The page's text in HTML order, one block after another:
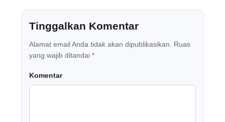
Tinggalkan Komentar
Alamat email Anda tidak akan dipublikasikan.
Ruas
yang wajib ditandai *
Komentar